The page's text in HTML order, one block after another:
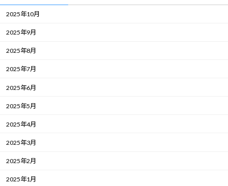
2025年10月
2025年9月
2025年8月
2025年7月
2025年6月
2025年5月
2025年4月
2025年3月
2025年2月
2025年1月